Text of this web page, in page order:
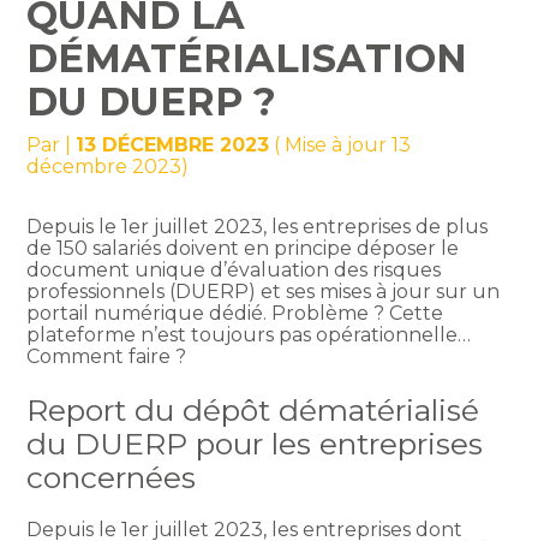
QUAND LA
DÉMATÉRIALISATION
DU DUERP ?
Par 13 DÉCEMBRE 2023 ( Mise à jour 13
décembre 2023)
Depuis le 1er juillet 2023, les entreprises de plus
de 150 salariés doivent en principe déposer le
document unique d’évaluation des risques
professionnels (DUERP) et ses mises à jour sur un
portail numérique dédié. Problème ? Cette
plateforme n’est toujours pas opérationnelle…
Comment faire ?
Report du dépôt dématérialisé
du DUERP pour les entreprises
concernées
Depuis le 1er juillet 2023, les entreprises dont